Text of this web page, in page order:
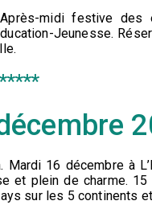
midi festive
Jeunesse.
16 décembre à
et plein de charme.
sur les 5 continents